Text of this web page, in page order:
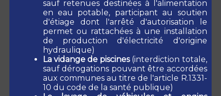
2021 (53Ko)
publié le 06/07/2022 à 14:29
2015 (35Ko)
publié le 06/07/2022 à 14:29
2010(35Ko)
publié le 06/07/2022 à 14:29
2004(35Ko)
sauf retenues destinées à l'alimentation
en eau potable, participant au soutien
d'étiage dont l'arrêté d'autorisation le
permet ou rattachées à une installation
de production d'électricité d'origine
hydraulique)
La vidange de piscines(interdiction totale,
sauf dérogations pouvant être accordées
aux communes au titre de l'article R.1331-
10 du code de la santé publique)